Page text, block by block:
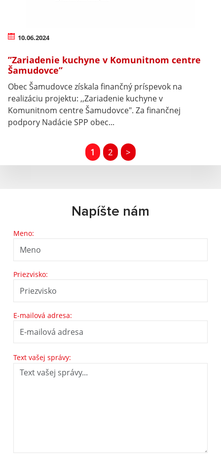
10.06.2024
’’Zariadenie kuchyne v Komunitnom centre
Šamudovce’’
Obec Šamudovce získala finančný príspevok na
realizáciu projektu: ,,Zariadenie kuchyne v
Komunitnom centre Šamudovce". Za finančnej
podpory Nadácie SPP obec...
1 2 >
Napíšte nám
Meno:
Priezvisko:
E-mailová adresa:
Text vašej správy: